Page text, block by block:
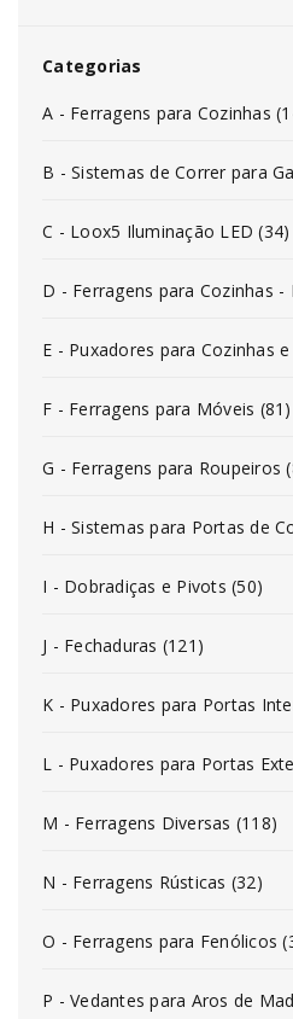
Categorias
A - Ferragens para Cozinhas
B - Sistemas de Correr para
C - Loox5 Iluminação LED (34)
D - Ferragens para Cozinhas -
E - Puxadores para Cozinhas
F - Ferragens para Móveis (81)
G - Ferragens para Roupeiros
H - Sistemas para Portas de
I - Dobradiças e Pivots (50)
J - Fechaduras (121)
K - Puxadores para Portas
L - Puxadores para Portas
M - Ferragens Diversas (118)
N - Ferragens Rústicas (32)
O - Ferragens para Fenólicos
P - Vedantes para Aros de